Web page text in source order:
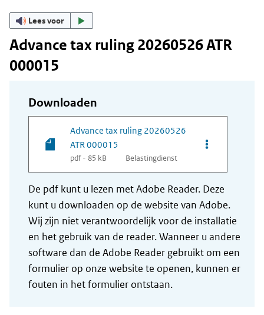
Lees voor
Advance tax ruling 20260526 ATR
000015
Downloaden
Advance tax ruling 20260526
ATR 000015
pdf - 85 kB Belastingdienst
Opties van
De pdf kunt u lezen met Adobe Reader. Deze
kunt u downloaden op de website van Adobe.
Wij zijn niet verantwoordelijk voor de installatie
en het gebruik van de reader. Wanneer u andere
software dan de Adobe Reader gebruikt om een
formulier op onze website te openen, kunnen er
fouten in het formulier ontstaan.